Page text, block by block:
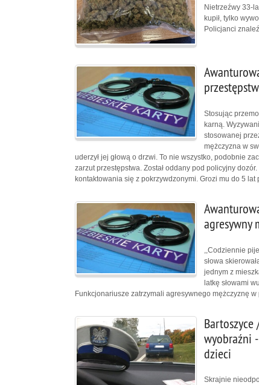
Nietrzeźwy 33-
kupił, tylko
Policjanci
Stosując
karną.
stosowanej
mężczyzna w
uderzył jej głową o drzwi. To nie wszystko, podobnie
zarzut przestępstwa. Został oddany pod policyjny
kontaktowania się z pokrzywdzonymi. Grozi mu do 5
agresywny
,,Codziennie
słowa
jednym z
latkę słowami
Funkcjonariusze zatrzymali agresywnego mężczyznę w
Bartoszyce
wyobraźni
dzieci
Skrajnie